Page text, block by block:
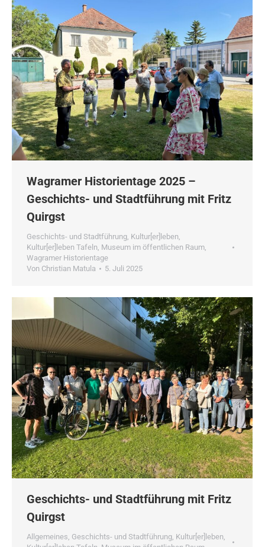
Wagramer Historientage 2025 –
Geschichts- und Stadtführung mit Fritz
Quirgst
Geschichts- und Stadtführung Kultur[er]leben
Kultur[er]leben Tafeln Museum im öffentlichen Raum
Wagramer Historientage
Von Christian Matula 5. Juli 2025
Geschichts- und Stadtführung mit Fritz
Quirgst
Allgemeines Geschichts- und Stadtführung Kultur[er]leben